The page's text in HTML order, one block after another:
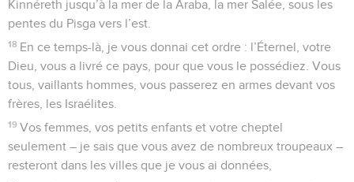
Kinnéreth jusqu’à la mer de la Araba, la mer Salée, sous les
pentes du Pisga vers l’est.
18 En ce temps-là, je vous donnai cet ordre : l’Éternel, votre
Dieu, vous a livré ce pays, pour que vous le possédiez. Vous
tous, vaillants hommes, vous passerez en armes devant vos
frères, les Israélites.
19 Vos femmes, vos petits enfants et votre cheptel
seulement – je sais que vous avez de nombreux troupeaux –
resteront dans les villes que je vous ai données,